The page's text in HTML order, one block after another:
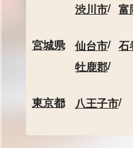
渋川市
富
宮城県 仙台市 石
牡鹿郡
東京都 八王子市